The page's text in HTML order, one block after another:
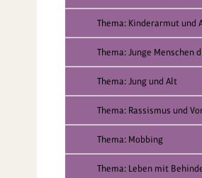
Thema: Kinderarmut und
Thema: Junge Menschen
Thema: Jung und Alt
Thema: Rassismus und
Thema: Mobbing
Thema: Leben mit